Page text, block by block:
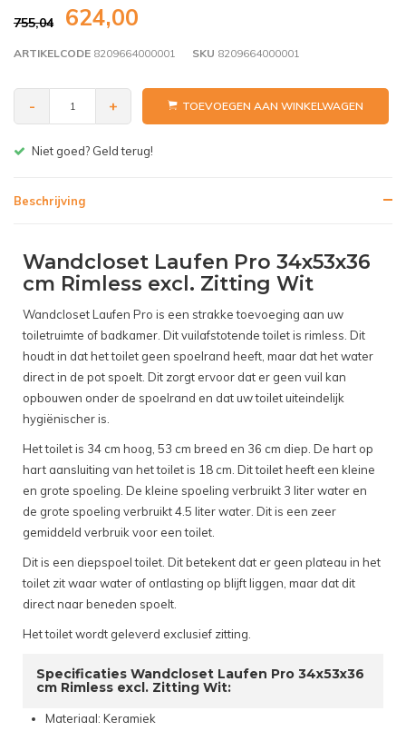
755,04 624,00
ARTIKELCODE 8209664000001 SKU 8209664000001
- + TOEVOEGEN AAN WINKELWAGEN
Gratis bezorgen v.a. € 150,- (NL)
Beschrijving
Wandcloset Laufen Pro 34x53x36
cm Rimless excl. Zitting Wit
Wandcloset Laufen Pro is een strakke toevoeging aan uw
toiletruimte of badkamer. Dit vuilafstotende toilet is rimless. Dit
houdt in dat het toilet geen spoelrand heeft, maar dat het water
direct in de pot spoelt. Dit zorgt ervoor dat er geen vuil kan
opbouwen onder de spoelrand en dat uw toilet uiteindelijk
hygiënischer is.
Het toilet is 34 cm hoog, 53 cm breed en 36 cm diep. De hart op
hart aansluiting van het toilet is 18 cm. Dit toilet heeft een kleine
en grote spoeling. De kleine spoeling verbruikt 3 liter water en
de grote spoeling verbruikt 4.5 liter water. Dit is een zeer
gemiddeld verbruik voor een toilet.
Dit is een diepspoel toilet. Dit betekent dat er geen plateau in het
toilet zit waar water of ontlasting op blijft liggen, maar dat dit
direct naar beneden spoelt.
Het toilet wordt geleverd exclusief zitting.
Specificaties Wandcloset Laufen Pro 34x53x36
cm Rimless excl. Zitting Wit:
Materiaal: Keramiek